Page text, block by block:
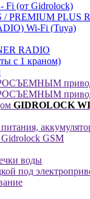
(от Gidrolock)
PREMIUM PLUS
Wi-Fi (Tuya)
RADIO
с 1 краном)
GIDROLOCK
GSM
воды
под